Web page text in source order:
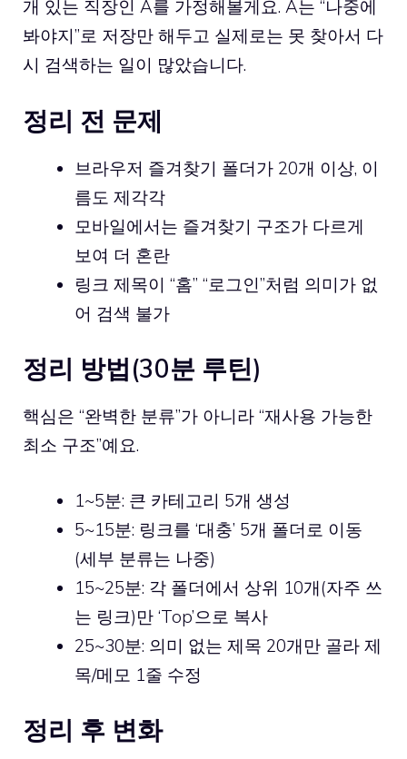
개 있는 직장인 A를 가정해볼게요. A는 “나중에
봐야지”로 저장만 해두고 실제로는 못 찾아서 다
시 검색하는 일이 많았습니다.
정리 전 문제
브라우저 즐겨찾기 폴더가 20개 이상, 이
름도 제각각
모바일에서는 즐겨찾기 구조가 다르게
보여 더 혼란
링크 제목이 “홈” “로그인”처럼 의미가 없
어 검색 불가
정리 방법(30분 루틴)
핵심은 “완벽한 분류”가 아니라 “재사용 가능한
최소 구조”예요.
1~5분: 큰 카테고리 5개 생성
5~15분: 링크를 ‘대충’ 5개 폴더로 이동
(세부 분류는 나중)
15~25분: 각 폴더에서 상위 10개(자주 쓰
는 링크)만 ‘Top’으로 복사
25~30분: 의미 없는 제목 20개만 골라 제
목/메모 1줄 수정
정리 후 변화